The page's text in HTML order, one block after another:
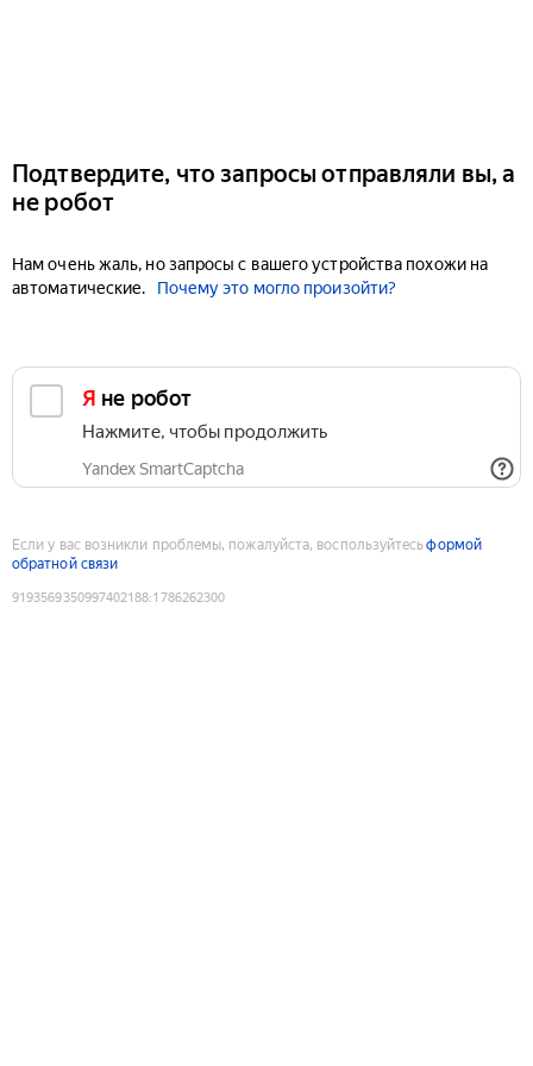
Подтвердите, что запросы отправляли вы, а
не робот
Нам очень жаль, но запросы с вашего устройства похожи на
автоматические.
Почему это могло произойти?
Я не робот
Нажмите, чтобы продолжить
Yandex SmartCaptcha
Если у вас возникли проблемы, пожалуйста, воспользуйтесьформой
обратной связи
9193569350997402188:1786262300